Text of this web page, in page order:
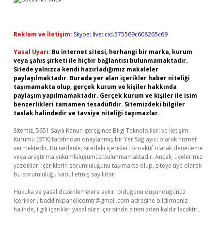
Reklam ve İletişim: Skype: live:.cid.575569c608265c69
Yasal Uyarı: Bu internet sitesi, herhangi bir marka, kurum
veya şahıs şirketi ile hiçbir bağlantısı bulunmamaktadır.
Sitede yalnızca kendi hazırladığımız makaleler
paylaşılmaktadır. Burada yer alan içerikler haber niteliği
taşımamakta olup, gerçek kurum ve kişiler hakkında
paylaşım yapılmamaktadır. Gerçek kurum ve kişiler ile isim
benzerlikleri tamamen tesadüfidir. Sitemizdeki bilgiler
taslak halindedir ve tavsiye niteliği taşımazlar.
Sitemiz, 5651 Sayılı Kanun gereğince Bilgi Teknolojileri ve İletişim
Kurumu (BTK) tarafından onaylanmış bir Yer Sağlayıcı olarak hizmet
vermektedir. Bu nedenle, sitedeki içerikleri proaktif olarak denetleme
veya araştırma yükümlülüğümüz bulunmamaktadır. Ancak, üyelerimiz
yazdıkları içeriklerin sorumluluğunu taşımakta olup, siteye üye olarak
bu sorumluluğu kabul etmiş sayılırlar.
Hukuka ve yasal düzenlemelere aykırı olduğunu düşündüğünüz
içerikleri, backlinkpanelicomtr@gmail.com adresine bildirmeniz
halinde, ilgili içerikler yasal süre içerisinde sitemizden kaldırılacaktır.